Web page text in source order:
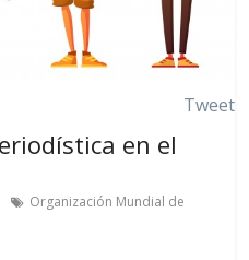
Tweet
en el
Organización Mundial de